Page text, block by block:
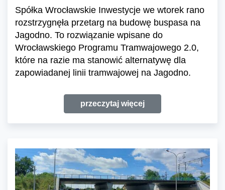
Spółka Wrocławskie Inwestycje we wtorek rano
rozstrzygnęła przetarg na budowę buspasa na
Jagodno. To rozwiązanie wpisane do
Wrocławskiego Programu Tramwajowego 2.0,
które na razie ma stanowić alternatywę dla
zapowiadanej linii tramwajowej na Jagodno.
przeczytaj więcej